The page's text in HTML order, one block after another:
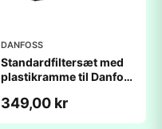
DANFOSS
Standardfiltersæt med
plastikramme til Danfoss
349,00 kr